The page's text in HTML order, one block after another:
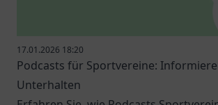
17.01.2026 18:20
Podcasts für Sportvereine:
Unterhalten